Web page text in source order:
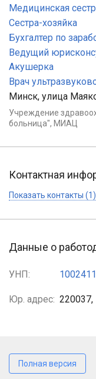
Медицинская
Сестра-хозяйка
Бухгалтер по
Ведущий
Акушерка
Врач
Минск, улица
Учреждение
больница", МИАЦ
Контактная
Показать контакты (1)
Данные о
УНП:
Юр. адрес: 220037,
Полная версия